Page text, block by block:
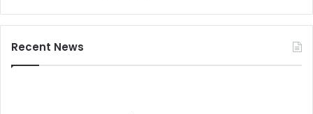
Recent News